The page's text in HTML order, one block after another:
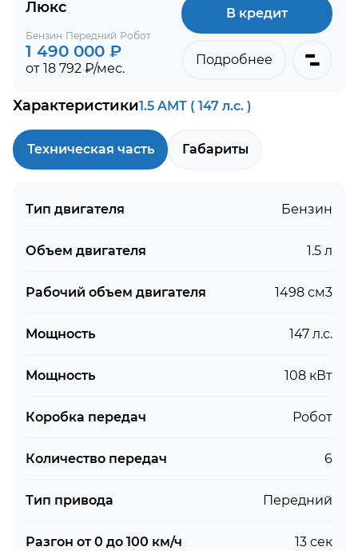
Люкс
Бензин Передний Робот
1 490 000 ₽
от 18 792 ₽/мес.
В кредит
Подробнее
Характеристики1.5 AMT ( 147 л.с. )
Техническая часть Габариты
Тип двигателя Бензин
Объем двигателя 1.5 л
Рабочий объем двигателя 1498 см3
Мощность 147 л.с.
Мощность 108 кВт
Коробка передач Робот
Количество передач 6
Тип привода Передний
Разгон от 0 до 100 км/ч 13 сек